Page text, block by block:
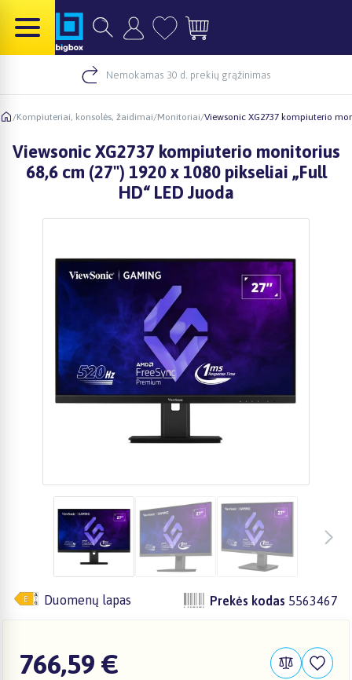
Nemokamas 30 d. prekių grąžinimas
/Kompiuteriai, konsolės, žaidimai/Monitoriai/Viewsonic XG2737 kompiuterio
Viewsonic XG2737 kompiuterio monitorius
68,6 cm (27") 1920 x 1080 pikseliai „Full
HD“ LED Juoda
Duomenų lapas Prekės kodas 5563467
766,59 €